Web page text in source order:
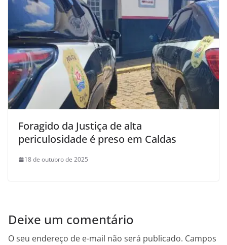
Foragido da Justiça de alta
periculosidade é preso em Caldas
18 de outubro de 2025
Deixe um comentário
O seu endereço de e-mail não será publicado. Campos